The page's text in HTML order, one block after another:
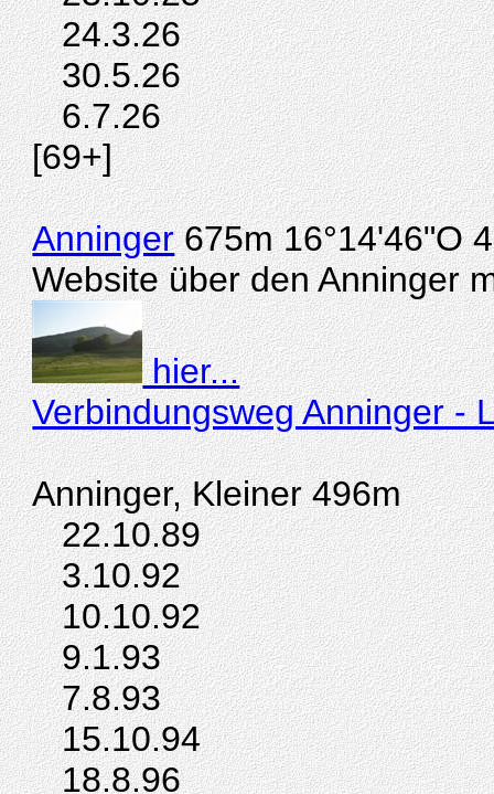
24.3.26
30.5.26
6.7.26
[69+]
Anninger675m 16°14'46"O
Website über den Anninger
hier...
Verbindungsweg Anninger -
Anninger, Kleiner 496m
22.10.89
3.10.92
10.10.92
9.1.93
7.8.93
15.10.94
18.8.96